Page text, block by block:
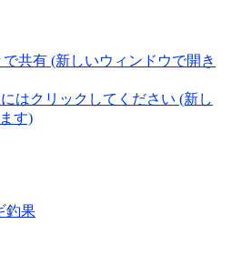
共有 (新しいウィンドウで開き
はクリックしてください (新し
す)
釣果